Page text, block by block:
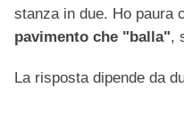
stanza in due. Ho paura
pavimento che "balla",
La risposta dipende da